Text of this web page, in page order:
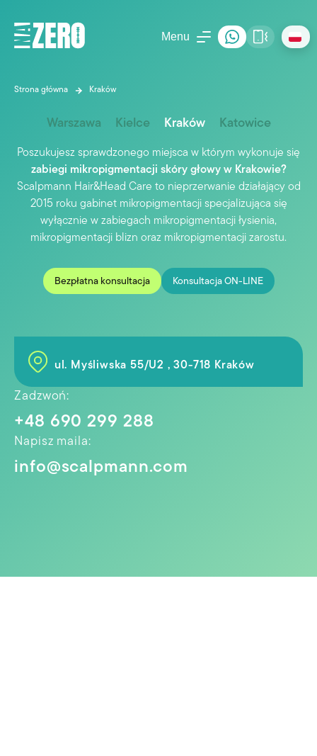
Menu
Strona główna Kraków
Warszawa Kielce Kraków Katowice
Poszukujesz sprawdzonego miejsca w którym wykonuje się
zabiegi mikropigmentacji skóry głowy w Krakowie?
Scalpmann Hair&Head Care to nieprzerwanie działający od
2015 roku gabinet mikropigmentacji specjalizująca się
wyłącznie w zabiegach mikropigmentacji łysienia,
mikropigmentacji blizn oraz mikropigmentacji zarostu.
Bezpłatna konsultacja Konsultacja ON-LINE
ul. Myśliwska 55/U2 , 30-718 Kraków
Zadzwoń:
+48 690 299 288
Napisz maila:
info@scalpmann.com